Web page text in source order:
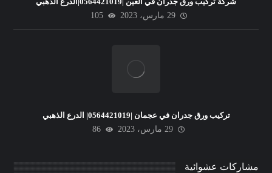
29 مارس، 2023
105
تركيب ورق جدران في عجمان |0564421019| الدرع الذهبي
29 مارس، 2023
86
مشاركات عشوائية